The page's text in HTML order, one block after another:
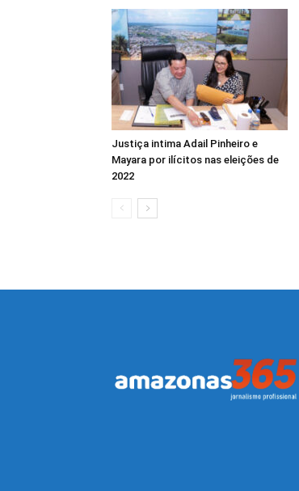
Justiça intima Adail Pinheiro e
Mayara por ilícitos nas eleições de
2022